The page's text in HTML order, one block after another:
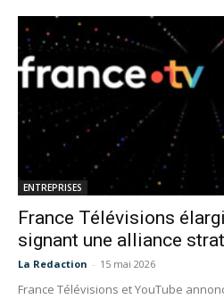
ENTREPRISES
France Télévisions
signant une alliance
La Redaction - 15 mai 2026
France Télévisions et YouTube